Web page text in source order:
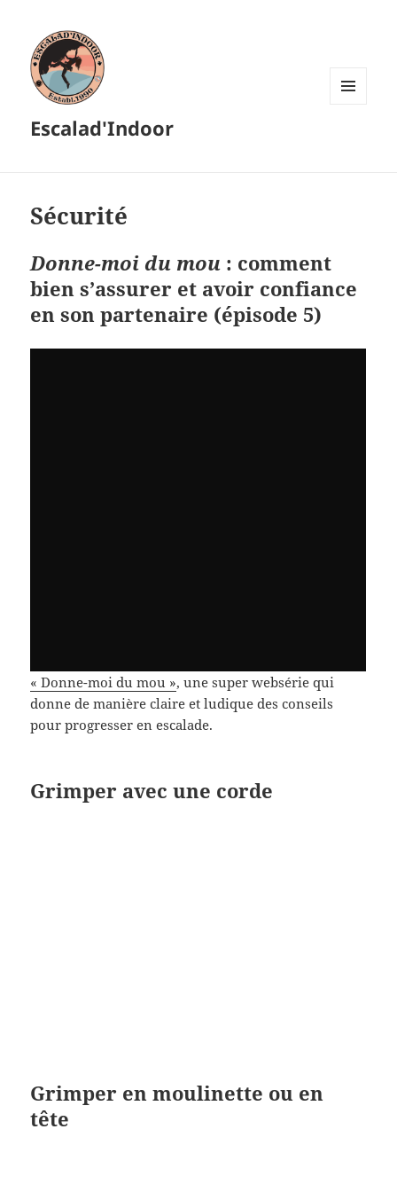
Escalad'Indoor
Sécurité
Donne-moi du mou : comment
bien s’assurer et avoir confiance
en son partenaire (épisode 5)
« Donne-moi du mou », une super websérie qui
donne de manière claire et ludique des conseils
pour progresser en escalade.
Grimper avec une corde
Grimper en moulinette ou en
tête